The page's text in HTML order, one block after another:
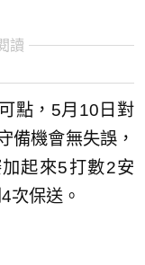
讀
點，5月10日對
備機會無失誤，
起來5打數2安
次保送。